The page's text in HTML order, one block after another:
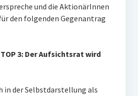
und die AktionärInnen
den folgenden Gegenantrag
3: Der Aufsichtsrat wird
in der Selbstdarstellung als